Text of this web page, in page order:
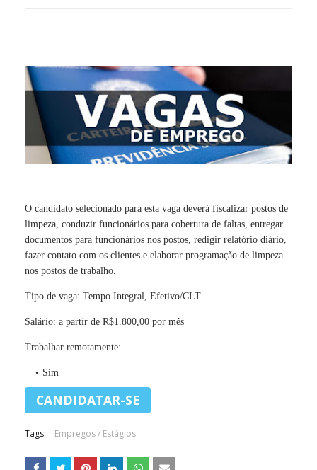
O candidato selecionado para esta vaga deverá fiscalizar postos de
limpeza, conduzir funcionários para cobertura de faltas, entregar
documentos para funcionários nos postos, redigir relatório diário,
fazer contato com os clientes e elaborar programação de limpeza
nos postos de trabalho.
Tipo de vaga: Tempo Integral, Efetivo/CLT
Salário: a partir de R$1.800,00 por mês
Trabalhar remotamente:
Sim
Tags: Empregos / Estágios